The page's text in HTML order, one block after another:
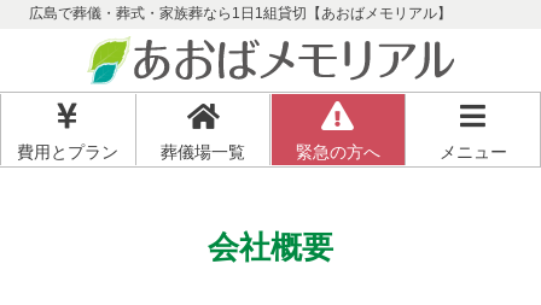
広島で葬儀・葬式・家族葬なら1日1組貸切【あおばメモリアル】
費用とプラン 葬儀場一覧 緊急の方へ メニュー
会社概要